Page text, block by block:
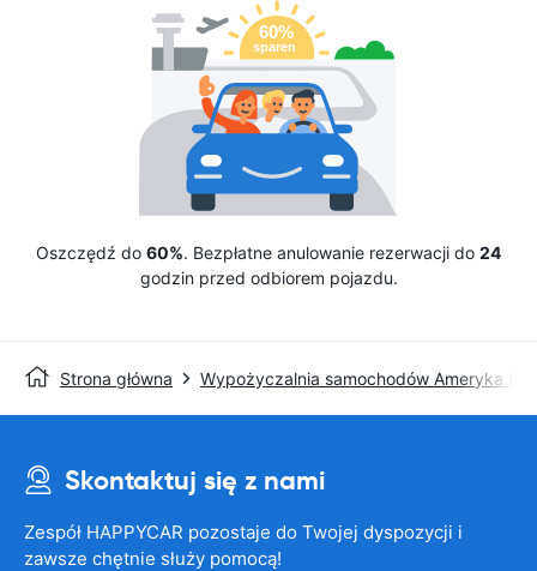
Oszczędź do 60%. Bezpłatne anulowanie rezerwacji do 24
godzin przed odbiorem pojazdu.
Strona główna Wypożyczalnia samochodów Ameryka
Skontaktuj się z nami
Zespół HAPPYCAR pozostaje do Twojej dyspozycji i
zawsze chętnie służy pomocą!